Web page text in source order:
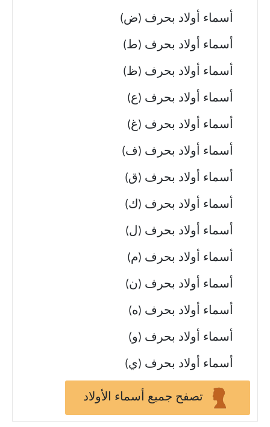
أسماء أولاد بحرف (ض)
أسماء أولاد بحرف (ط)
أسماء أولاد بحرف (ظ)
أسماء أولاد بحرف (ع)
أسماء أولاد بحرف (غ)
أسماء أولاد بحرف (ف)
أسماء أولاد بحرف (ق)
أسماء أولاد بحرف (ك)
أسماء أولاد بحرف (ل)
أسماء أولاد بحرف (م)
أسماء أولاد بحرف (ن)
أسماء أولاد بحرف (ه)
أسماء أولاد بحرف (و)
أسماء أولاد بحرف (ي)
تصفح جميع أسماء الأولاد